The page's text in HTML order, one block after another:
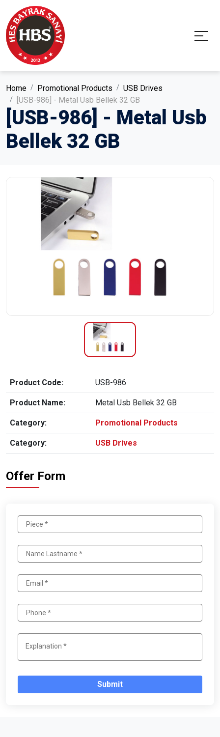
Home Promotional Products
USB Drives
[USB-986] - Metal Usb Bellek 32 GB
[USB-986] - Metal Usb
Bellek 32 GB
Product Code: USB-986
Product Name: Metal Usb Bellek 32 GB
Category: Promotional Products
Category: USB Drives
Offer Form
Submit